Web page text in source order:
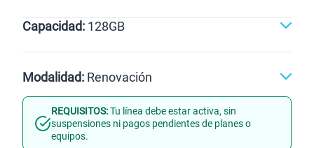
Negro
Capacidad: 128GB
128GB
Modalidad: Renovación
Línea Nueva Portabilidad
REQUISITOS:Tu línea debe estar activa, sin
suspensiones ni pagos pendientes de planes o
equipos.